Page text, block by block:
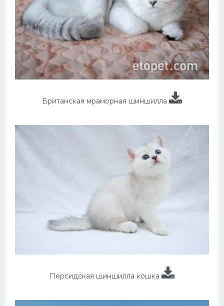
Британская мраморная шиншилла
Персидская шиншилла кошка